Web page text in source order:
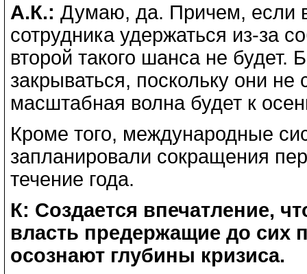
А.К.: Думаю, да. Причем, если
сотрудника удержаться из-за
второй такого шанса не будет.
закрываться, поскольку они
масштабная волна будет к
Кроме того, международные
запланировали сокращения
течение года.
К: Создается впечатление,
власть предержащие до сих
осознают глубины кризиса.